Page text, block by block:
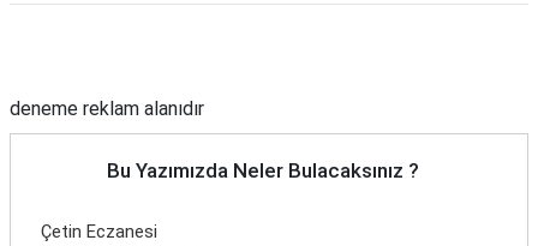
deneme reklam alanıdır
Bu Yazımızda Neler Bulacaksınız ?
Çetin Eczanesi